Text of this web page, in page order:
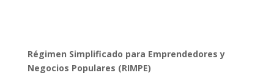
Régimen Simplificado para Emprendedores y
Negocios Populares (RIMPE)